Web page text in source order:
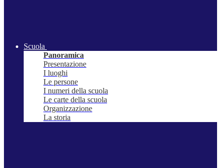
Scuola
Panoramica
Presentazione
I luoghi
Le persone
I numeri della scuola
Le carte della scuola
Organizzazione
La storia